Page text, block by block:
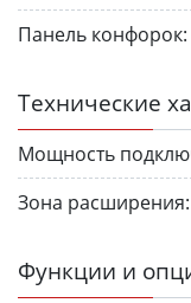
Панель конфорок:
Технические
Мощность
Зона расширения:
Функции и